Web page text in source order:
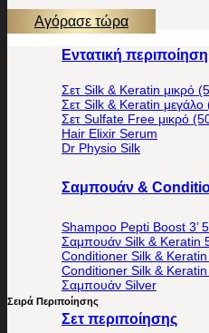
Εντατική περιποίηση
Σετ Silk & Keratin μικρό
Σετ Silk & Keratin μεγάλο
Σετ Sulfate Free μικρό
Hair Elixir Serum
Dr Physio Silk
Σαμπουάν &
Shampoo Pepti Boost 3’
Σαμπουάν Silk & Keratin
Conditioner Silk &
Conditioner Silk &
Σαμπουάν Silver
Σετ περιποίησης
Αγόρασε τώρα
Σειρά Περιποίησης